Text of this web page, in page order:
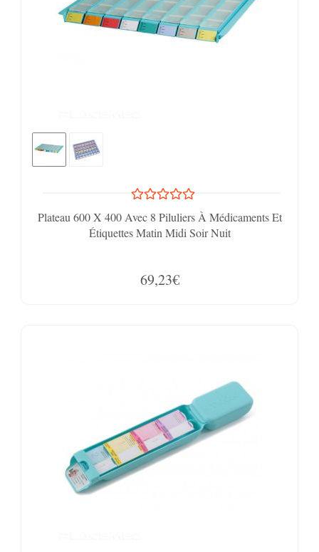
Plateau 600 X 400 Avec 8 Piluliers À Médicaments Et
Étiquettes Matin Midi Soir Nuit
69,23€